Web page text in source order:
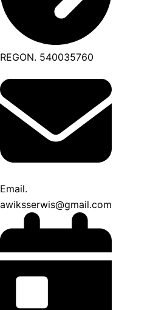
REGON. 540035760
Email.
awiksserwis@gmail.com